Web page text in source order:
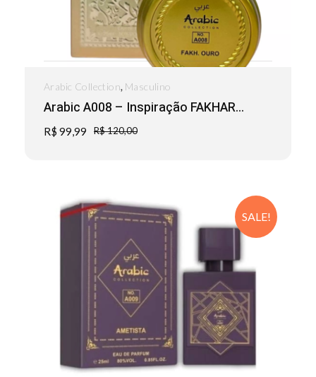
Arabic A008 – Inspiração FAKHAR...
R$ 99,99 R$120,00
Arabic Collection, Masculino
SALE!